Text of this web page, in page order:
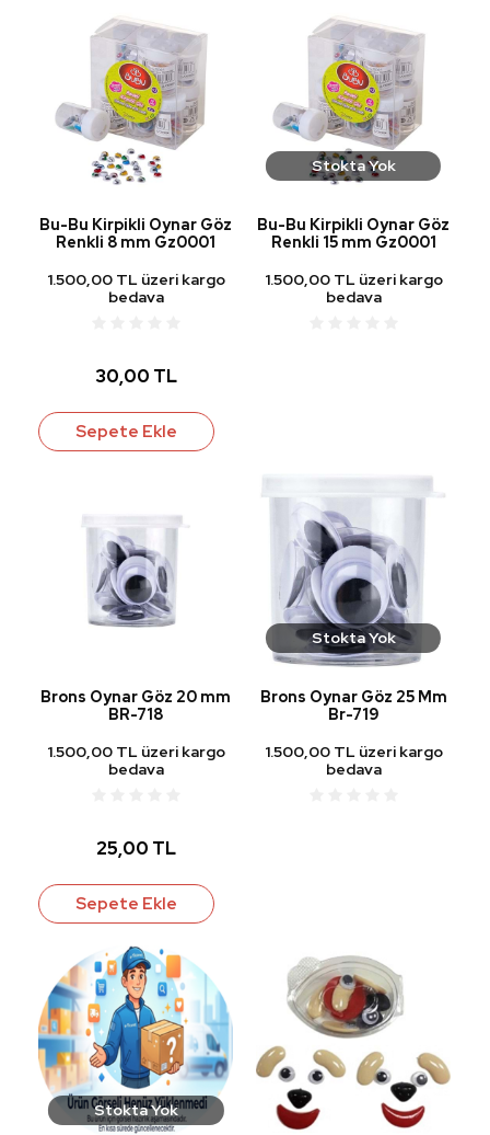
Bu-Bu Kirpikli Oynar Göz
Renkli 8 mm Gz0001
1.500,00 TL üzeri kargo
bedava
30,00 TL
Sepete Ekle
Stokta Yok
Bu-Bu Kirpikli Oynar Göz
Renkli 15 mm Gz0001
1.500,00 TL üzeri kargo
bedava
Brons Oynar Göz 20 mm
BR-718
1.500,00 TL üzeri kargo
bedava
25,00 TL
Sepete Ekle
Stokta Yok
Brons Oynar Göz 25 Mm
Br-719
1.500,00 TL üzeri kargo
bedava
Stokta Yok